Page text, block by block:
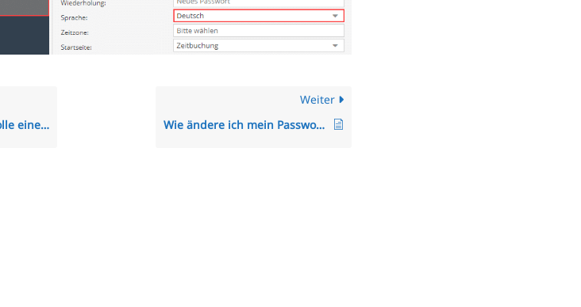
Weiter
Wie ändere ich mein Passwort?